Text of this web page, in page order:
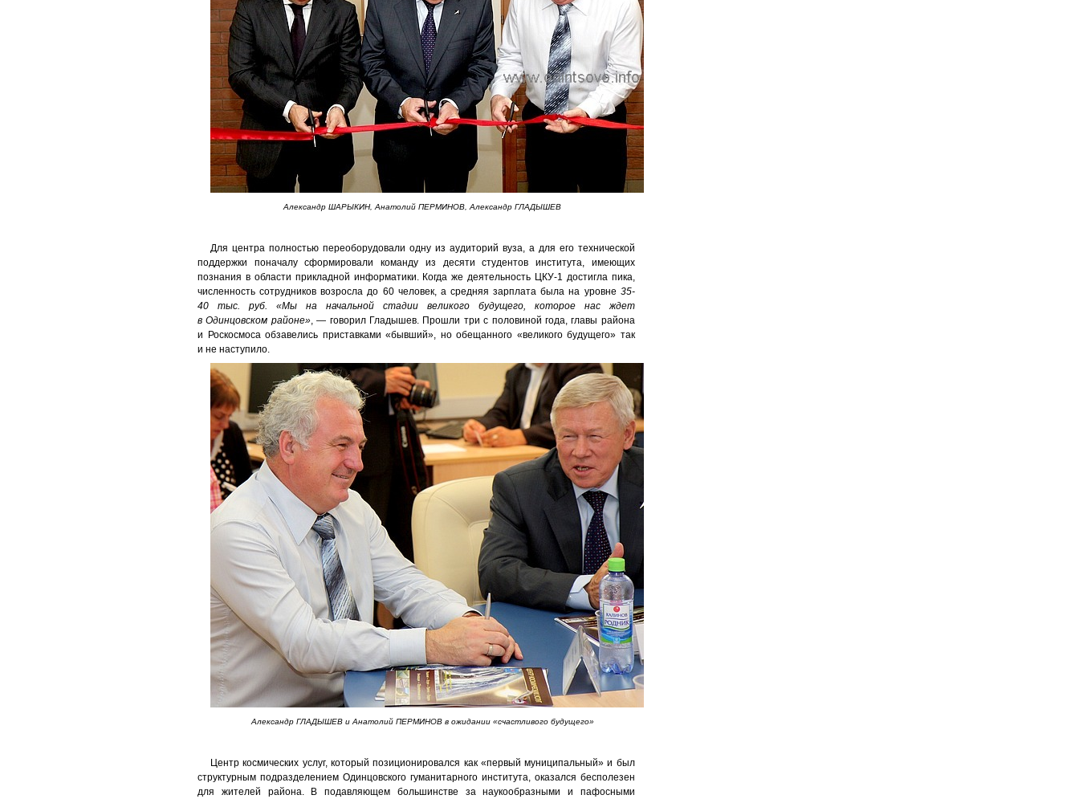
Александр ШАРЫКИН, Анатолий ПЕРМИНОВ, Александр ГЛАДЫШЕВ
Для центра полностью переоборудовали одну из аудиторий вуза, а для его технической
поддержки поначалу сформировали команду из десяти студентов института, имеющих
познания в области прикладной информатики. Когда же деятельность ЦКУ-1 достигла пика,
численность сотрудников возросла до 60 человек, а средняя зарплата была на уровне 35-
40 тыс. руб.
«Мы на начальной стадии великого будущего, которое нас ждет
в Одинцовском районе», — говорил Гладышев. Прошли три с половиной года, главы района
и Роскосмоса обзавелись приставками «бывший», но обещанного «великого будущего» так
и не наступило.
Александр ГЛАДЫШЕВ и Анатолий ПЕРМИНОВ в ожидании «счастливого будущего»
Центр космических услуг, который позиционировался как «первый муниципальный» и был
структурным подразделением Одинцовского гуманитарного института, оказался бесполезен
для жителей района. В подавляющем большинстве за наукообразными и пафосными